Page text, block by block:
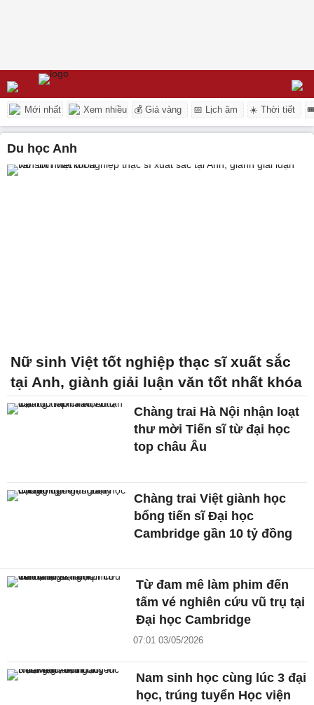
Mới nhất Xem nhiều 💰 Giá vàng 📅 Lịch âm ☀️ Thời tiết
du học Anh
Nữ sinh Việt tốt nghiệp thạc sĩ xuất sắc
tại Anh, giành giải luận văn tốt nhất khóa
Chàng trai Hà Nội nhận loạt
thư mời Tiến sĩ từ đại học
top châu Âu
Chàng trai Việt giành học
bổng tiến sĩ Đại học
Cambridge gần 10 tỷ đồng
Từ đam mê làm phim đến
tấm vé nghiên cứu vũ trụ tại
Đại học Cambridge
07:01 03/05/2026
Nam sinh học cùng lúc 3 đại
học, trúng tuyển Học viện